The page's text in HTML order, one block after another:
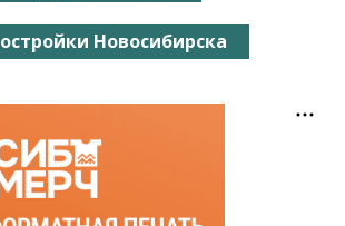
Новосибирска